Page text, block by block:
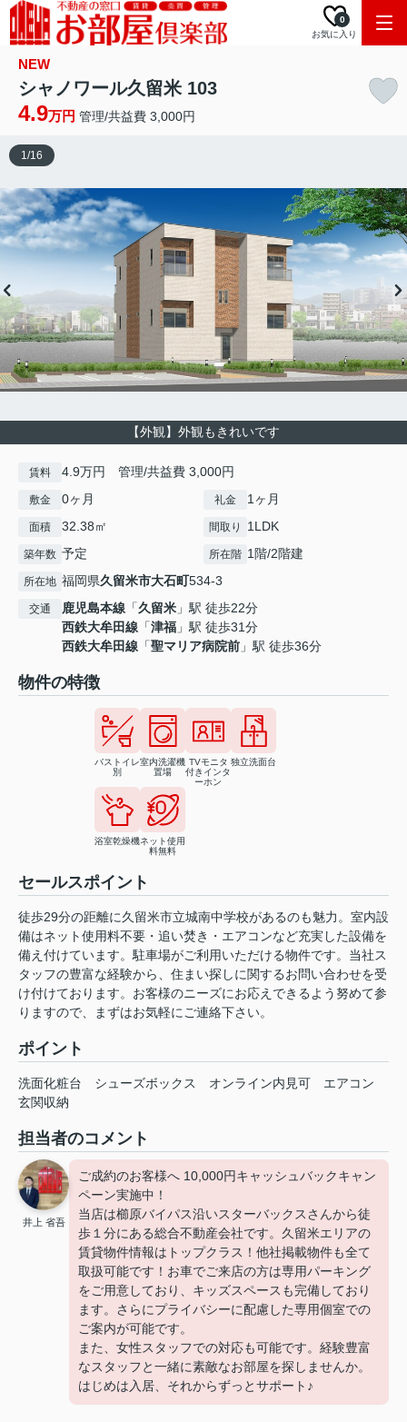
お気に入り
0
NEW
シャノワール久留米 103
4.9万円 管理/共益費 3,000円
【外観】外観もきれいです
1/16
賃料 4.9万円 管理/共益費 3,000円
敷金 0ヶ月 礼金 1ヶ月
面積 32.38㎡ 間取り 1LDK
築年数 予定 所在階 1階/2階建
所在地 福岡県久留米市大石町534-3
交通 鹿児島本線 「久留米 」駅 徒歩22分
西鉄大牟田線 「津福 」駅 徒歩31分
西鉄大牟田線 「聖マリア病院前 」駅 徒歩36分
物件の特徴
バストイレ
別
室内洗濯機
置場
TVモニタ
付きインタ
ーホン
独立洗面台
浴室乾燥機ネット使用
料無料
セールスポイント
徒歩29分の距離に久留米市立城南中学校があるのも魅力。室内設
備はネット使用料不要・追い焚き・エアコンなど充実した設備を
備え付けています。駐車場がご利用いただける物件です。当社ス
タッフの豊富な経験から、住まい探しに関するお問い合わせを受
け付けております。お客様のニーズにお応えできるよう努めて参
りますので、まずはお気軽にご連絡下さい。
ポイント
洗面化粧台 シューズボックス オンライン内見可
エアコン
玄関収納
担当者のコメント
井上 省吾
ご成約のお客様へ 10,000円キャッシュバックキャン
ペーン実施中！
当店は櫛原バイパス沿いスターバックスさんから徒
歩１分にある総合不動産会社です。久留米エリアの
賃貸物件情報はトップクラス！他社掲載物件も全て
取扱可能です！お車でご来店の方は専用パーキング
をご用意しており、キッズスペースも完備しており
ます。さらにプライバシーに配慮した専用個室での
ご案内が可能です。
また、女性スタッフでの対応も可能です。経験豊富
なスタッフと一緒に素敵なお部屋を探しませんか。
はじめは入居、それからずっとサポート♪